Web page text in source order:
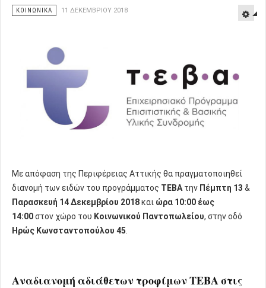
ΚΟΙΝΩΝΙΚΑ 11 ΔΕΚΕΜΒΡΊΟΥ 2018
Με απόφαση της Περιφέρειας Αττικής θα πραγματοποιηθεί
διανομή των ειδών του προγράμματος ΤΕΒΑ την Πέμπτη 13 &
Παρασκευή 14 Δεκεμβρίου 2018και ώρα 10:00 έως
14:00στον χώρο του Κοινωνικού Παντοπωλείου, στην οδό
Ηρώς Κωνσταντοπούλου 45
Αναδιανομή αδιάθετων τροφίμων ΤΕΒΑ στις